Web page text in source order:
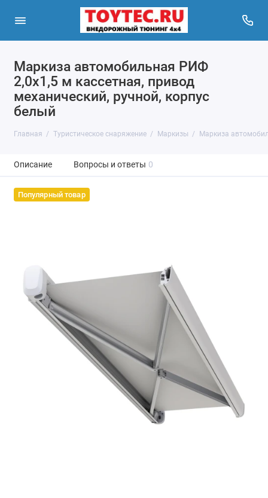
Маркиза автомобильная РИФ
2,0х1,5 м кассетная, привод
механический, ручной, корпус
белый
Главная Туристическое снаряжение Маркизы Маркиза
Описание Вопросы и ответы 0
Популярный товар